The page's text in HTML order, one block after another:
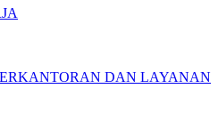
DAN LAYANAN